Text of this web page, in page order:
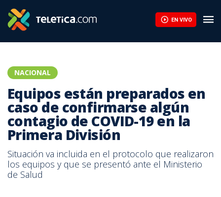
EN VIVO
NACIONAL
Equipos están preparados en
caso de confirmarse algún
contagio de COVID-19 en la
Primera División
Situación va incluida en el protocolo que realizaron
los equipos y que se presentó ante el Ministerio
de Salud